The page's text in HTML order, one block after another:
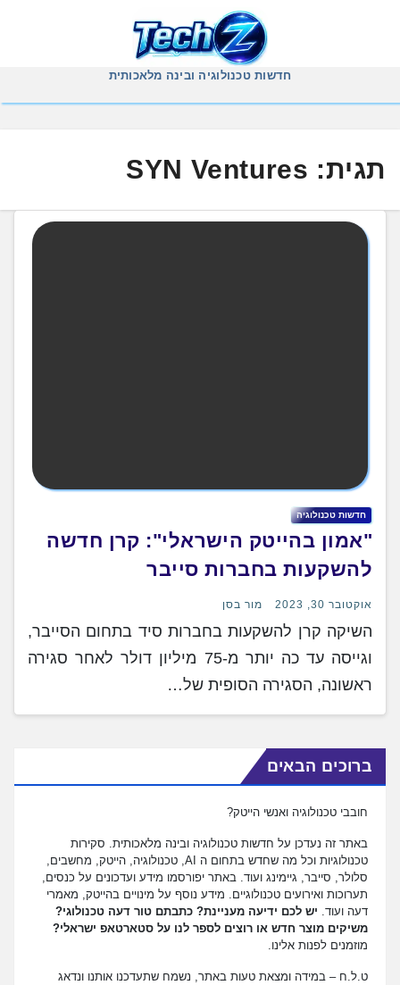
חדשות טכנולוגיה ובינה מלאכותית
תגית: SYN Ventures
חדשות טכנולוגיה
"אמון בהייטק הישראלי": קרן חדשה
להשקעות בחברות סייבר
אוקטובר 30, 2023 מור בסן
השיקה קרן להשקעות בחברות סיד בתחום הסייבר,
וגייסה עד כה יותר מ-75 מיליון דולר לאחר סגירה
ראשונה, הסגירה הסופית של…
ברוכים הבאים
חובבי טכנולוגיה ואנשי הייטק?
באתר זה נעדכן על חדשות טכנולוגיה ובינה מלאכותית. סקירות
טכנולוגיות וכל מה שחדש בתחום ה AI, טכנולוגיה, הייטק, מחשבים,
סלולר, סייבר, גיימינג ועוד. באתר יפורסמו מידע ועדכונים על כנסים,
תערוכות ואירועים טכנולוגיים. מידע נוסף על מינויים בהייטק, מאמרי
דעה ועוד. יש לכם ידיעה מעניינת? כתבתם טור דעה טכנולוגי?
משיקים מוצר חדש או רוצים לספר לנו על סטארטאפ ישראלי?
מוזמנים לפנות אלינו.
ט.ל.ח – במידה ומצאת טעות באתר, נשמח שתעדכנו אותנו ונדאג